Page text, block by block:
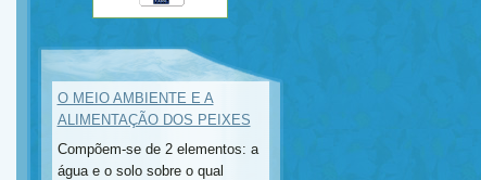
O MEIO AMBIENTE E A
ALIMENTAÇÃO DOS PEIXES
Compõem-se de 2 elementos: a
água e o solo sobre o qual